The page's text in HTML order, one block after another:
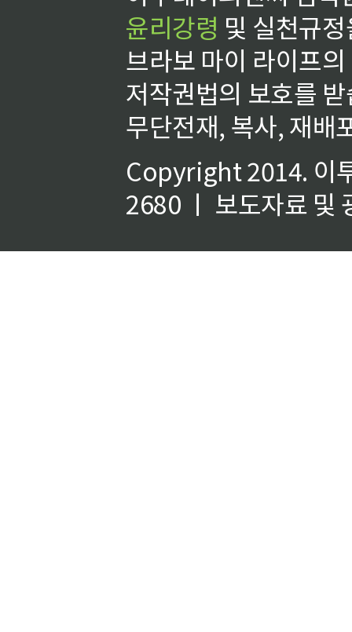
윤리강령 및 실천규
브라보 마이 라이프
저작권법의 보호를
무단전재, 복사, 재배
Copyright 2014. 이
2680 ㅣ 보도자료